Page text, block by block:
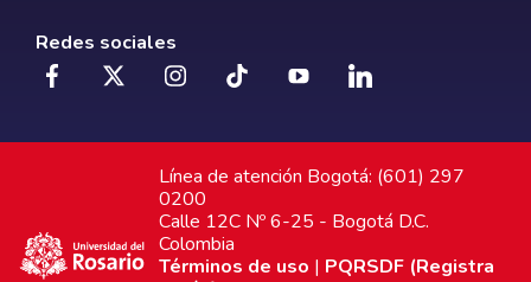
Redes sociales
Línea de atención Bogotá: (601) 297
0200
Calle 12C Nº 6-25 - Bogotá D.C.
Colombia
Términos de uso | PQRSDF (Registra